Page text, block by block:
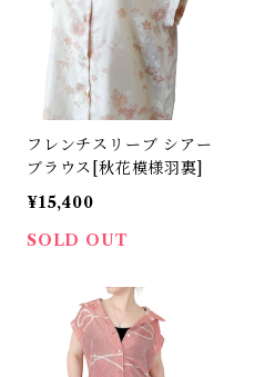
フレンチスリーブ シアー
ブラウス[秋花模様羽裏]
¥15,400
SOLD OUT